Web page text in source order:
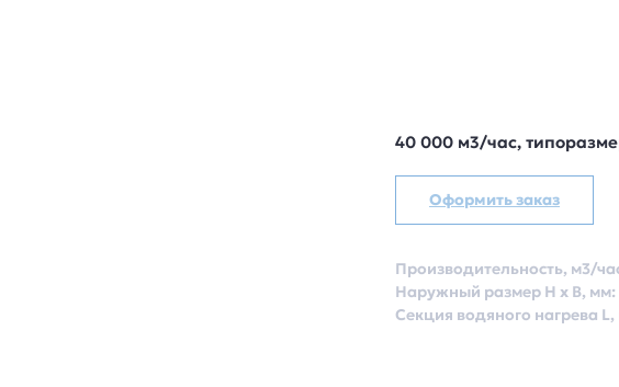
40 000 м3/час,
Оформить заказ
Производительность, м3/
Наружный размер Н х В, мм:
Секция водяного нагрева L,